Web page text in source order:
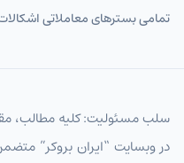
تمامی بسترهای معاملاتی
سلب مسئولیت: کلیه مطالب،
در وبسایت “ایران بروکر”